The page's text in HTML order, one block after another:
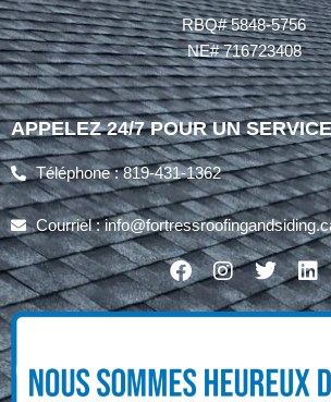
RBQ# 5848-5756
NE# 716723408
APPELEZ 24/7 POUR UN
Téléphone : 819-431-1362
Courriel :